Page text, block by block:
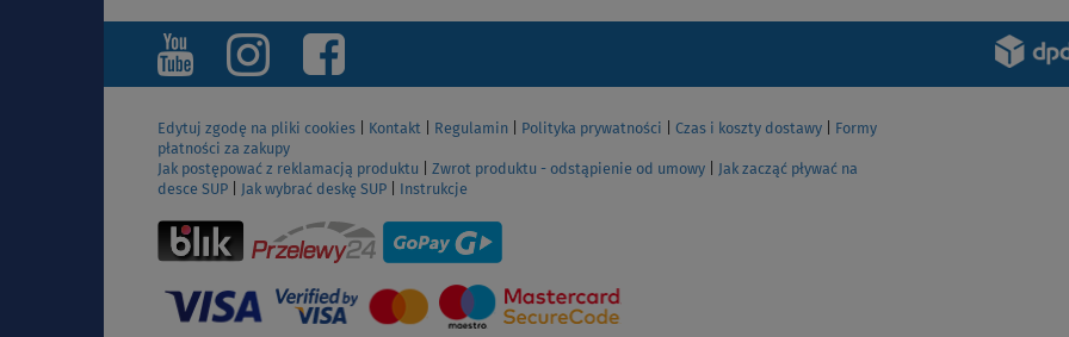
Edytuj zgodę na pliki cookies Kontakt Regulamin Polityka prywatności Czas i koszty dostawy
Formy
płatności za zakupy
Jak postępować z reklamacją produktu
Zwrot produktu - odstąpienie od umowy
Jak zacząć pływać na
desce SUP
Jak wybrać deskę SUP Instrukcje